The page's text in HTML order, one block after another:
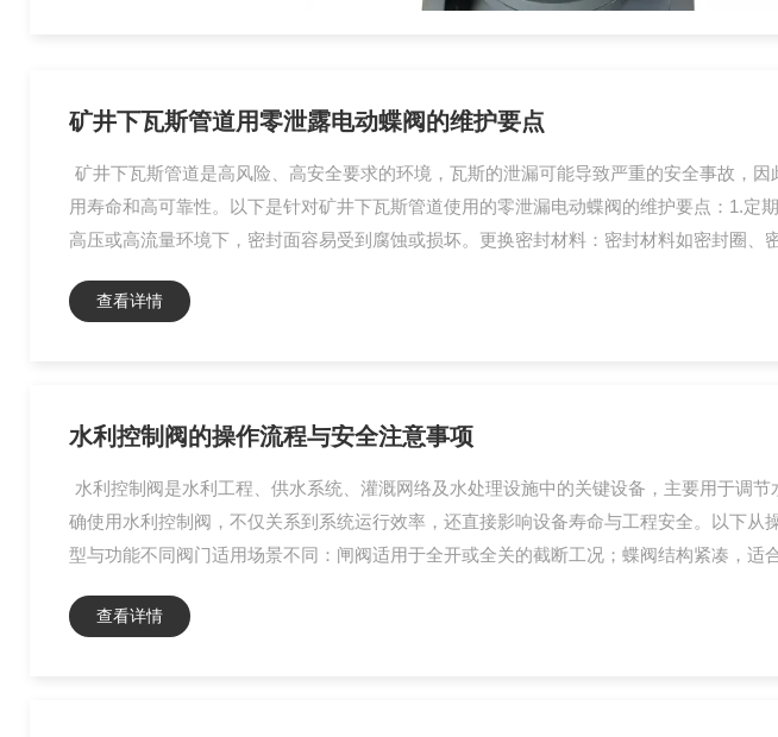
矿井下瓦斯管道用零泄露电动蝶阀的维护要点
矿井下瓦斯管道是高风险、高安全要求的环境，瓦斯的泄漏可能导致严重的安全事故，
用寿命和高可靠性。以下是针对矿井下瓦斯管道使用的零泄漏电动蝶阀的维护要点：1.
高压或高流量环境下，密封面容易受到腐蚀或损坏。更换密封材料：密封材料如密封圈、
查看详情
水利控制阀的操作流程与安全注意事项
水利控制阀是水利工程、供水系统、灌溉网络及水处理设施中的关键设备，主要用于调
确使用水利控制阀，不仅关系到系统运行效率，还直接影响设备寿命与工程安全。以下
型与功能不同阀门适用场景不同：闸阀适用于全开或全关的截断工况；蝶阀结构紧凑，适
查看详情